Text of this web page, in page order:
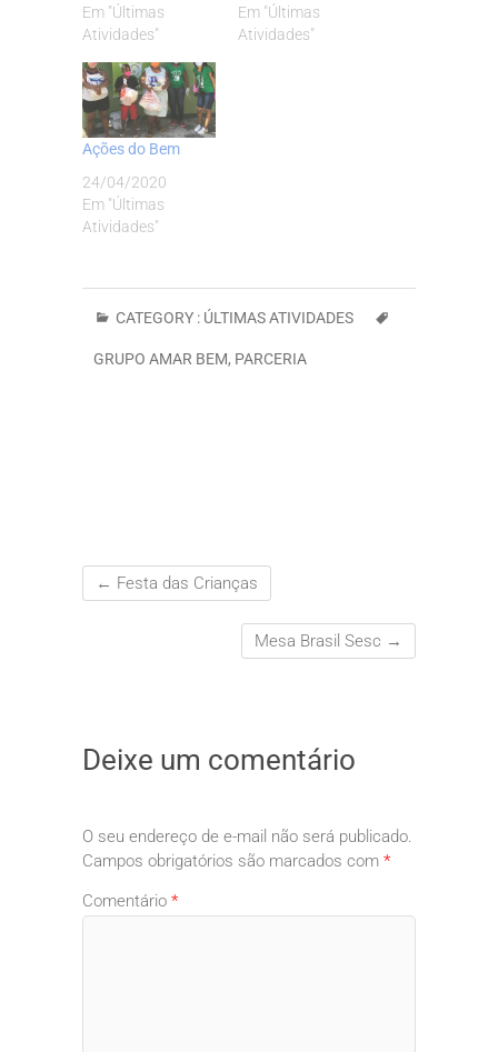
Em "Últimas
Atividades"
Em "Últimas
Atividades"
Ações do Bem
24/04/2020
Em "Últimas
Atividades"
CATEGORY : ÚLTIMAS ATIVIDADES
GRUPO AMAR BEM, PARCERIA
← Festa das Crianças
Mesa Brasil Sesc →
Deixe um comentário
O seu endereço de e-mail não será publicado.
Campos obrigatórios são marcados com *
Comentário *